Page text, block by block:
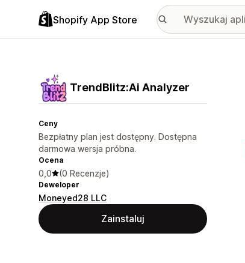
Shopify App Store
TrendBlitz:Ai Analyzer
Ceny
Bezpłatny plan jest dostępny. Dostępna
darmowa wersja próbna.
Ocena
0,0 (0 Recenzje)
Deweloper
Moneyed28 LLC
Zainstaluj